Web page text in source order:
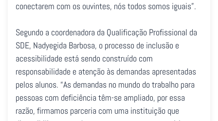
conectarem com os ouvintes, nós todos somos iguais”.
Segundo a coordenadora da Qualificação Profissional da
SDE, Nadyegida Barbosa, o processo de inclusão e
acessibilidade está sendo construído com
responsabilidade e atenção às demandas apresentadas
pelos alunos. “As demandas no mundo do trabalho para
pessoas com deficiência têm-se ampliado, por essa
razão, firmamos parceria com uma instituição que